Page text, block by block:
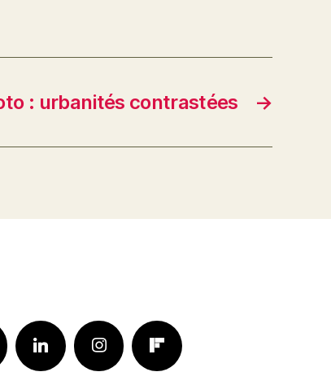
→
: urbanités contrastées